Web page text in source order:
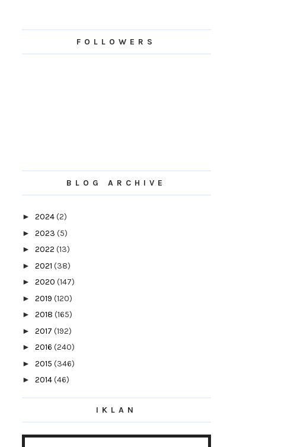
FOLLOWERS
BLOG ARCHIVE
► 2024(2)
► 2023 (5)
► 2022 (13)
► 2021 (38)
► 2020 (147)
► 2019 (120)
► 2018 (165)
► 2017 (192)
► 2016 (240)
► 2015 (346)
► 2014(46)
►2013(154)
IKLAN